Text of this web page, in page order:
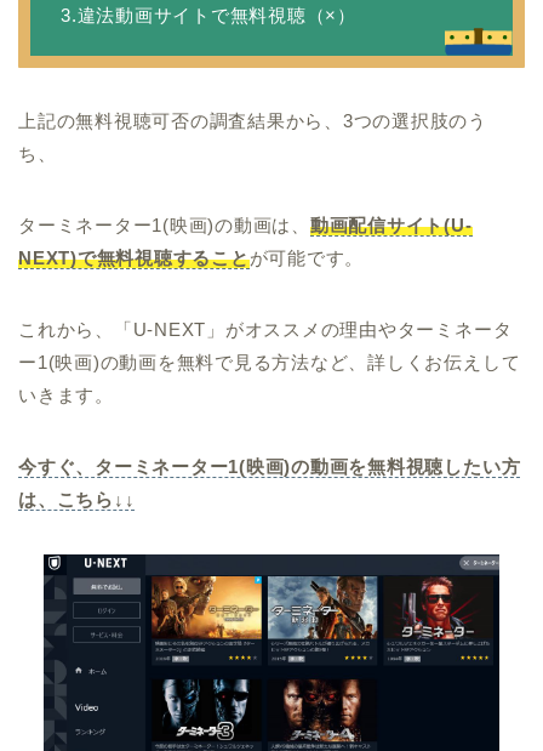
3.違法動画サイトで無料視聴（×）
上記の無料視聴可否の調査結果から、3つの選択肢のう
ち、
ターミネーター1(映画)の動画は、 動画配信サイト(U-
NEXT)で無料視聴することが可能です。
これから、「U-NEXT」がオススメの理由やターミネータ
ー1(映画)の動画を無料で見る方法など、詳しくお伝えして
いきます。
今すぐ、ターミネーター1(映画)の動画を無料視聴したい方
は、こちら↓↓